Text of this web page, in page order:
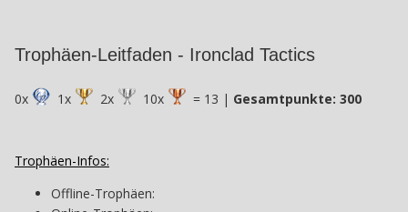
Trophäen-Leitfaden - Ironclad Tactics
0x 1x 2x 10x = 13 | Gesamtpunkte: 300
Trophäen-Infos:
Offline-Trophäen: